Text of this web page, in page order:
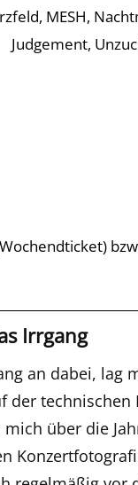
MESH,
Judgement,
Irrgang
an dabei, lag
der technischen
mich über die